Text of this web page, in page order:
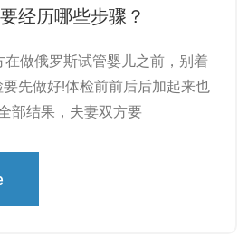
经历哪些步骤？
在做俄罗斯试管婴儿之前，别着
先做好!体检前前后后加起来也
部结果，夫妻双方要